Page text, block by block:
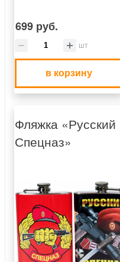
699 руб.
шт
в корзину
Фляжка «Русский
Спецназ»